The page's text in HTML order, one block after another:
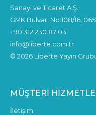
Sanayi ve Ticaret A.Ş.
GMK Bulvarı No:108/16,
+90 312 230 87 03
info@liberte.com.tr
© 2026 Liberte Yayın
MÜŞTERI
İletişim